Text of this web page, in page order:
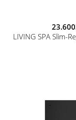
LIVING SPA Slim-